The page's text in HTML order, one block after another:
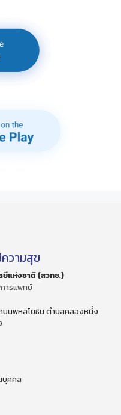
วามสุข
ยีแห่งชาติ (สวทช.)
ารแพทย์
ถนนพหลโยธิน ตำบลคลองหนึ่ง
บุคคล